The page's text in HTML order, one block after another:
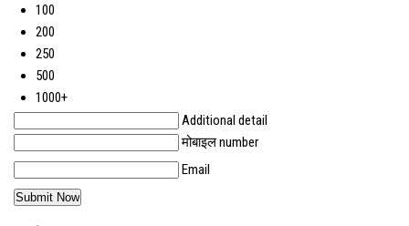
100
200
250
500
1000+
Additional detail
मोबाइल number
Email